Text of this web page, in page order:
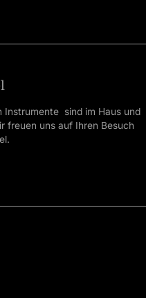
Instrumente sind im Haus und
freuen uns auf Ihren Besuch